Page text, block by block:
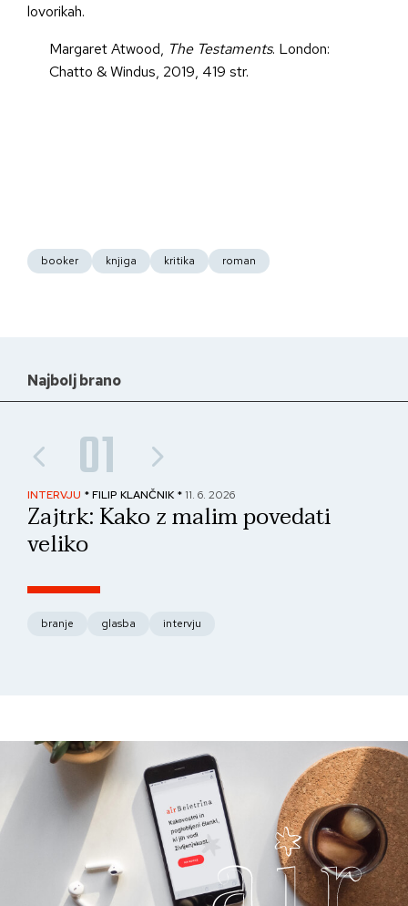
lovorikah.
Margaret Atwood, The Testaments. London:
Chatto & Windus, 2019, 419 str.
booker knjiga kritika roman
Najbolj brano
01
INTERVJU * FILIP KLANČNIK * 11. 6. 2026
Zajtrk: Kako z malim povedati
veliko
branje glasba intervju